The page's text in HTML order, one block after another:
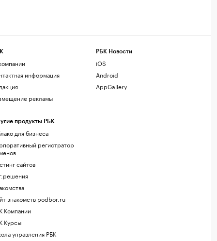
информация
рекламы
продукты РБК
для бизнеса
регистратор
сайтов
знакомств podbor.ru
Компании
Курсы
управления РБК
РБК Новости
iOS
Android
AppGallery